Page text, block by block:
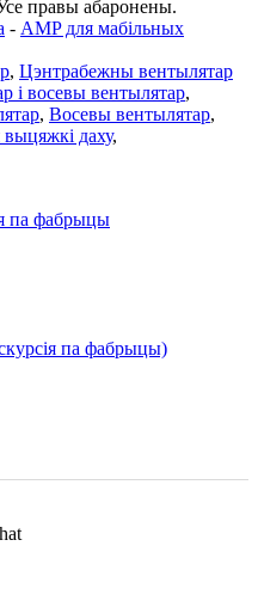
правы абаронены.
- AMP для мабільных
, Цэнтрабежны вентылятар
і восевы вентылятар,
, Восевы вентылятар,
даху,
па фабрыцы
па фабрыцы)